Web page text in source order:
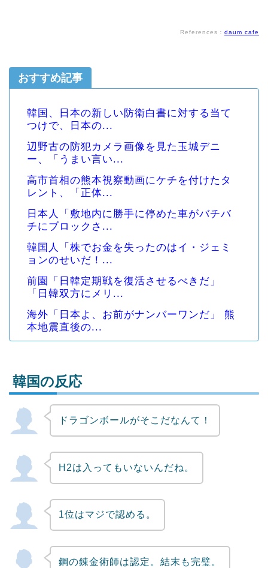
References： daum cafe
おすすめ記事
韓国、日本の新しい防衛白書に対する当て
つけで、日本の...
辺野古の防犯カメラ画像を見た玉城デニ
ー、「うまい言い...
高市首相の熊本視察動画にケチを付けたタ
レント、「正体...
日本人「敷地内に勝手に停めた車がバチバ
チにブロックさ...
韓国人「株でお金を失ったのはイ・ジェミ
ョンのせいだ！...
前園「日韓定期戦を復活させるべきだ」
「日韓双方にメリ...
海外「日本よ、お前がナンバーワンだ」 熊
本地震直後の...
Powered by livedoor 相互RSS
韓国の反応
ドラゴンボールがそこだなんて！
H2は入ってもいないんだね。
1位はマジで認める。
鋼の錬金術師は認定。結末も完璧。